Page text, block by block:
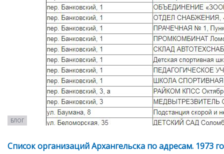
БЛОГ
Список организаций Архангельска по адресам. 1973